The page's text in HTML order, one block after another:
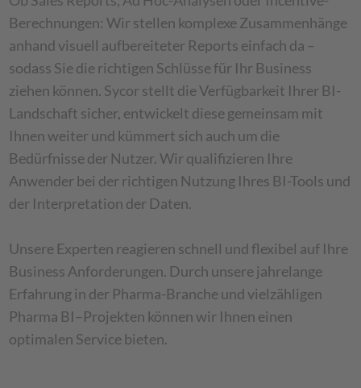
Berechnungen: Wir stellen komplexe Zusammenhänge
anhand visuell aufbereiteter Reports einfach da –
sodass Sie die richtigen Schlüsse für Ihr Business
ziehen können.​ Sycor stellt die Verfügbarkeit Ihrer BI-
Landschaft sicher, entwickelt diese gemeinsam mit
Ihnen weiter und kümmert sich auch um die
Bedürfnisse der Nutzer. Wir qualifizieren Ihre
Anwender bei der richtigen Nutzung Ihres BI-Tools und
der Interpretation der Daten.
Unsere Experten reagieren schnell und flexibel auf Ihre
Business Anforderungen. Durch unsere jahrelange
Erfahrung in der Pharma-Branche und vielzähligen
Pharma BI–Projekten können wir Ihnen einen
optimalen Service bieten.